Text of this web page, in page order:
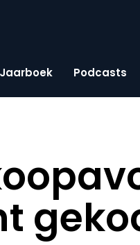
Jaarboek Podcasts